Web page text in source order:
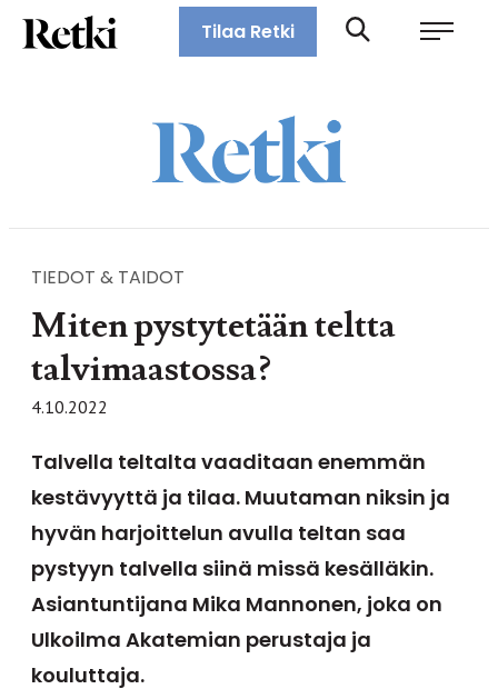
Siirry
suoraan
Retki-lehti
Tilaa Retki
TIEDOT & TAIDOT
Miten pystytetään teltta
talvimaastossa?
4.10.2022
Talvella teltalta vaaditaan enemmän
kestävyyttä ja tilaa. Muutaman niksin ja
hyvän harjoittelun avulla teltan saa
pystyyn talvella siinä missä kesälläkin.
Asiantuntijana Mika Mannonen, joka on
Ulkoilma Akatemian perustaja ja
kouluttaja.